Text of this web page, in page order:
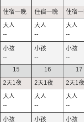
--
--
--
--
--
--
15
--
16
--
17
--